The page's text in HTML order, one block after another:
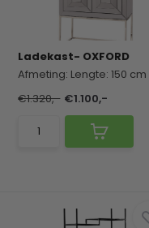
Ladekast- OXFORD
Afmeting: Lengte: 150 cm
€1.320,- €1.100,-